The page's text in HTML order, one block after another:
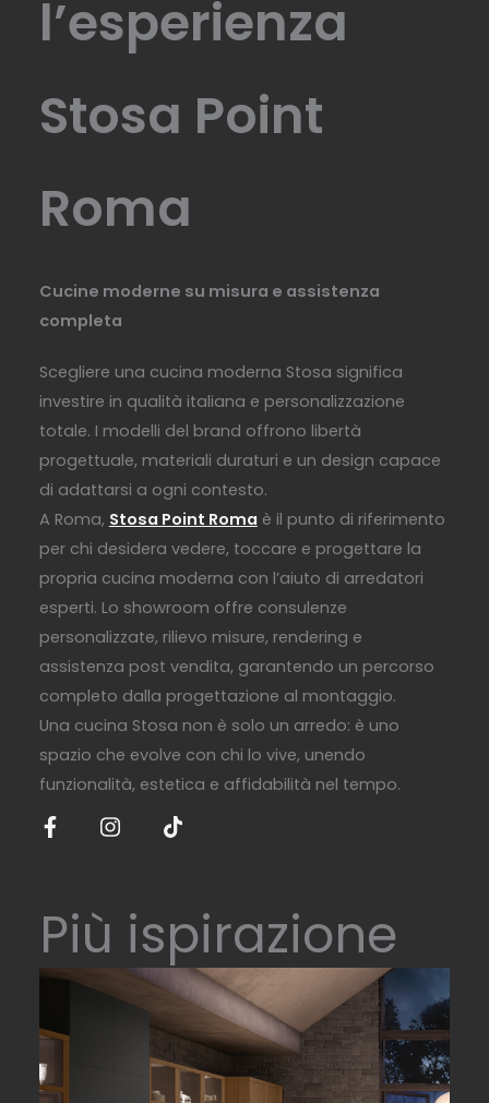
l’esperienza
Stosa Point
Roma
Cucine moderne su misura e assistenza
completa
Scegliere una cucina moderna Stosa significa
investire in qualità italiana e personalizzazione
totale. I modelli del brand offrono libertà
progettuale, materiali duraturi e un design capace
di adattarsi a ogni contesto.
A Roma, Stosa Point Roma è il punto di riferimento
per chi desidera vedere, toccare e progettare la
propria cucina moderna con l’aiuto di arredatori
esperti. Lo showroom offre consulenze
personalizzate, rilievo misure, rendering e
assistenza post vendita, garantendo un percorso
completo dalla progettazione al montaggio.
Una cucina Stosa non è solo un arredo: è uno
spazio che evolve con chi lo vive, unendo
funzionalità, estetica e affidabilità nel tempo.
Più ispirazione